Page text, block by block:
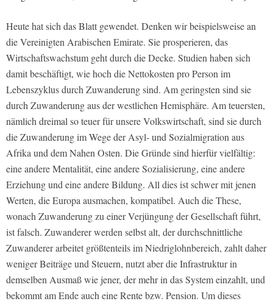
Heute hat sich das Blatt gewendet. Denken wir beispielsweise an
die Vereinigten Arabischen Emirate. Sie prosperieren, das
Wirtschaftswachstum geht durch die Decke. Studien haben sich
damit beschäftigt, wie hoch die Nettokosten pro Person im
Lebenszyklus durch Zuwanderung sind. Am geringsten sind sie
durch Zuwanderung aus der westlichen Hemisphäre. Am teuersten,
nämlich dreimal so teuer für unsere Volkswirtschaft, sind sie durch
die Zuwanderung im Wege der Asyl- und Sozialmigration aus
Afrika und dem Nahen Osten. Die Gründe sind hierfür vielfältig:
eine andere Mentalität, eine andere Sozialisierung, eine andere
Erziehung und eine andere Bildung. All dies ist schwer mit jenen
Werten, die Europa ausmachen, kompatibel. Auch die These,
wonach Zuwanderung zu einer Verjüngung der Gesellschaft führt,
ist falsch. Zuwanderer werden selbst alt, der durchschnittliche
Zuwanderer arbeitet größtenteils im Niedriglohnbereich, zahlt daher
weniger Beiträge und Steuern, nutzt aber die Infrastruktur in
demselben Ausmaß wie jener, der mehr in das System einzahlt, und
bekommt am Ende auch eine Rente bzw. Pension. Um dieses